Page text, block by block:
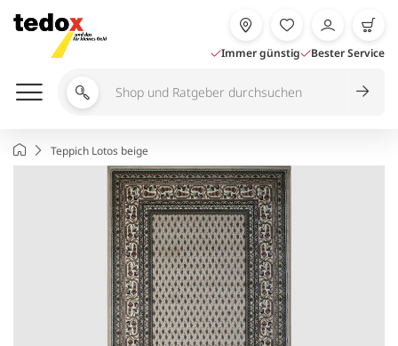
Inhalt
springen
Immer günstig Bester Service
Shop
durchsuchen
StartseiteTeppich Lotos beige